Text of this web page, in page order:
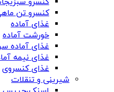
کنسرو تن
غذای آماده
خورشت آماده
غذای آماده
غذای نیمه
غذای کنسروی
شیرینی و تنقلات